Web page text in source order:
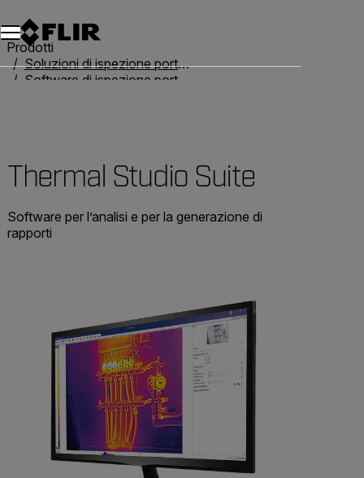
Unread messages
Modello
Rimuovi
articoli
articolo
Aggiungi al carrello
Aggiunto al carrello
Prodotti
Soluzioni di ispezione portatili
Software di ispezione portatile
Thermal Studio Suite
Software per l’analisi e per la generazione di
rapporti